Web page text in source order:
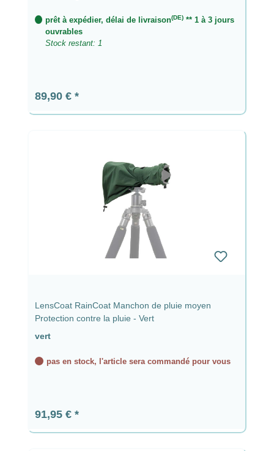
prêt à expédier, délai de livraison(DE)** 1 à 3 jours
ouvrables
Stock restant: 1
Prix régulier :
89,90 €
LensCoat RainCoat Manchon de pluie moyen
Protection contre la pluie - Vert
vert
pas en stock, l'article sera commandé pour vous
Prix régulier :
91,95 €